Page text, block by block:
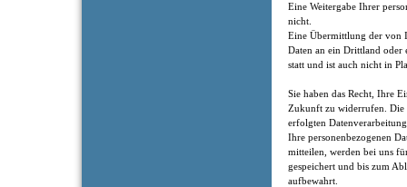
Eine Weitergabe Ihrer
nicht.
Eine Übermittlung der von
Daten an ein Drittland oder
statt und ist auch nicht in
Sie haben das Recht, Ihre
Zukunft zu widerrufen. Die
erfolgten
Ihre personenbezogenen
mitteilen, werden bei uns
gespeichert und bis zum
aufbewahrt.